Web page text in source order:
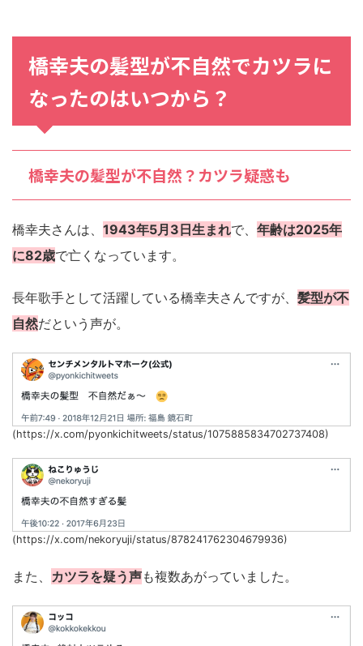
橋幸夫の髪型が不自然でカツラに
なったのはいつから？
橋幸夫の髪型が不自然？カツラ疑惑も
橋幸夫さんは、 1943年5月3日生まれで、 年齢は2025年
に82歳で亡くなっています。
長年歌手として活躍している橋幸夫さんですが、 髪型が不
自然だという声が。
(https://x.com/pyonkichitweets/status/1075885834702737408)
(https://x.com/nekoryuji/status/878241762304679936)
また、 カツラを疑う声も複数あがっていました。